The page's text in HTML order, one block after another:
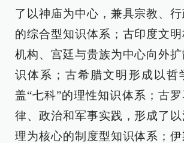
了以神庙为中心，兼具宗教、
的综合型知识体系；古印度文
机构、宫廷与贵族为中心向外
识体系；古希腊文明形成以哲
盖“七科”的理性知识体系；古
律、政治和军事实践，形成了
理为核心的制度型知识体系；